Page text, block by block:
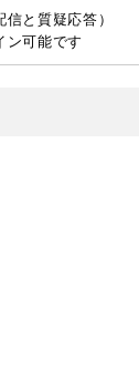
と質疑応答）
可能です